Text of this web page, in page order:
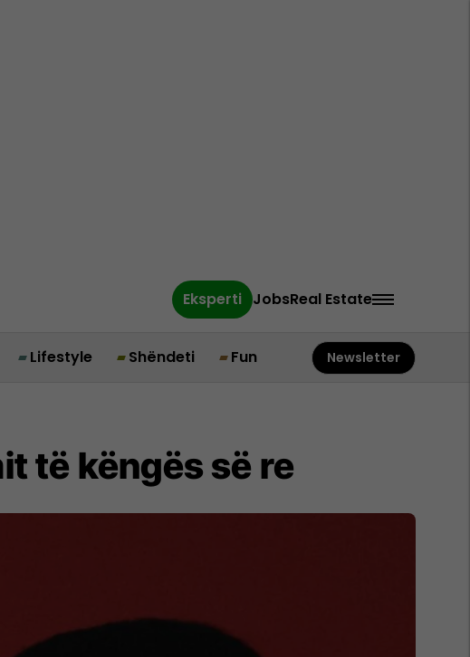
Eksperti JobsReal Estate
Lifestyle Shëndeti Fun Newsletter
të këngës së re